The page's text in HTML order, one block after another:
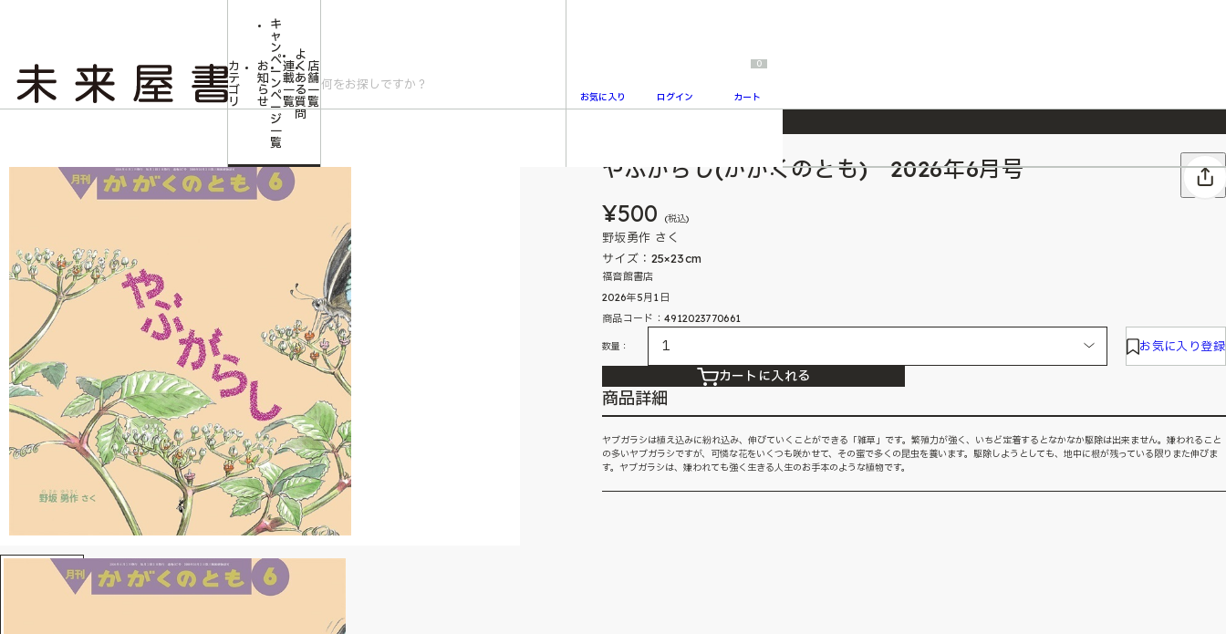
2026/7/23 『ONE PIECE magazine 021 ONE PIECEカード付き同梱版』発売延期のご案内
カ
テ
ゴ
リ
お
知
ら
せ
キ
ャ
ン
ペ
ー
ン
ペ
ー
ジ
一
覧
連
載
一
覧
よ
く
あ
る
質
問
店
舗
一
覧
お気に入り ログイン
0
カート
やぶがらし(かがくのとも) 2026年6月号
やぶがらし(かがくのとも) 2026年6月号
¥500 (税込)
野坂勇作 さく
サイズ：25×23cm
福音館書店
2026年5月1日
商品コード：4912023770661
数量： お気に入り登録
カートに入れる
商品詳細
ヤブガラシは植え込みに紛れ込み、伸びていくことができる「雑草」です。繁殖力が強く、いちど定着するとなかなか駆除は出来ません。嫌われること
の多いヤブガラシですが、可憐な花をいくつも咲かせて、その蜜で多くの昆虫を養います。駆除しようとしても、地中に根が残っている限りまた伸びま
す。ヤブガラシは、嫌われても強く生きる人生のお手本のような植物です。